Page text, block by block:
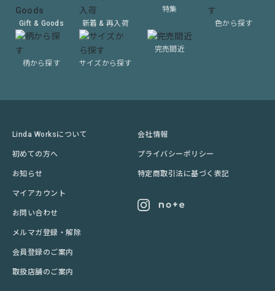
Gift & Goods 新着 & 再入荷
特集
色から探す
柄から探す サイズから探す
完売間近
Linda Worksについて
初めての方へ
お知らせ
マイアカウント
お問い合わせ
メルマガ登録・解除
会員登録のご案内
取扱店舗のご案内
会社情報
プライバシーポリシー
特定商取引法に基づく表記